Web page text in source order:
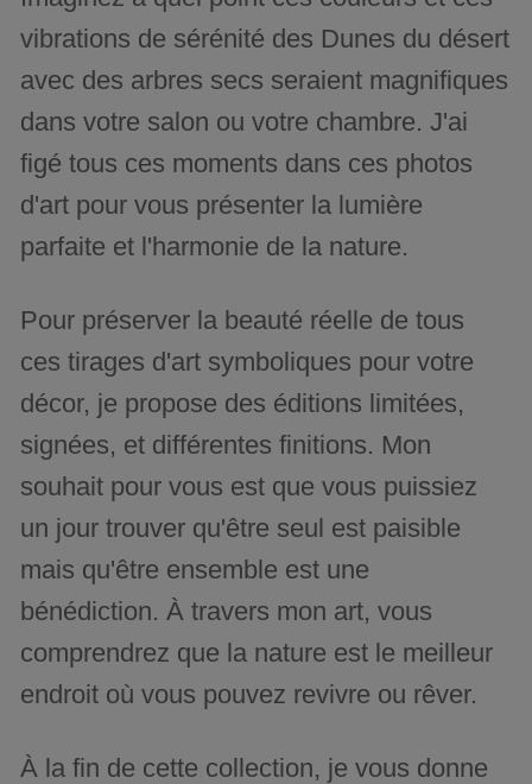
vibrations de sérénité des Dunes du désert
avec des arbres secs seraient magnifiques
dans votre salon ou votre chambre. J'ai
figé tous ces moments dans ces photos
d'art pour vous présenter la lumière
parfaite et l'harmonie de la nature.
Pour préserver la beauté réelle de tous
ces tirages d'art symboliques pour votre
décor, je propose des éditions limitées,
signées, et différentes finitions. Mon
souhait pour vous est que vous puissiez
un jour trouver qu'être seul est paisible
mais qu'être ensemble est une
bénédiction. À travers mon art, vous
comprendrez que la nature est le meilleur
endroit où vous pouvez revivre ou rêver.
À la fin de cette collection, je vous donne